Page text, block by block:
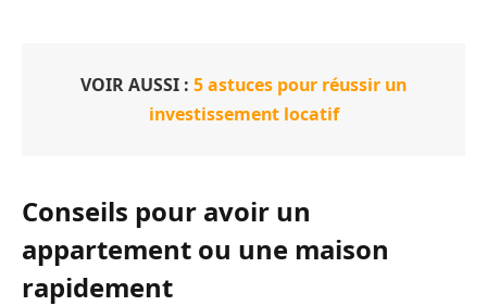
VOIR AUSSI : 5 astuces pour réussir un
investissement locatif
Conseils pour avoir un
appartement ou une maison
rapidement